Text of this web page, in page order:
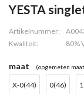
YESTA
Artikelnummer:
Kwaliteit:
80%
maat (opgemeten
X-0(44) 0(46)